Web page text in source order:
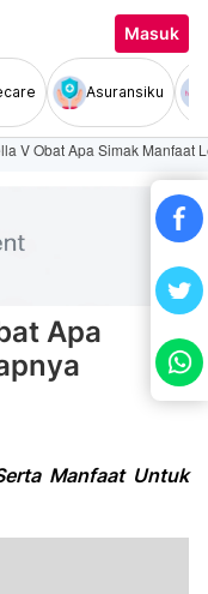
Masuk
Asuransiku
V Obat Apa Simak Manfaat
Apa
Manfaat Untuk